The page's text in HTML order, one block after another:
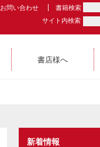
お問い合わせ
書籍検索
サイト内検索
書店様へ
新着情報